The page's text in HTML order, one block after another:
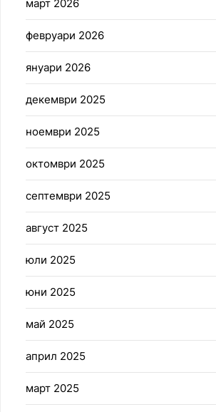
март 2026
февруари 2026
януари 2026
декември 2025
ноември 2025
октомври 2025
септември 2025
август 2025
юли 2025
юни 2025
май 2025
април 2025
март 2025